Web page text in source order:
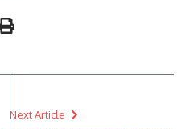
Next Article